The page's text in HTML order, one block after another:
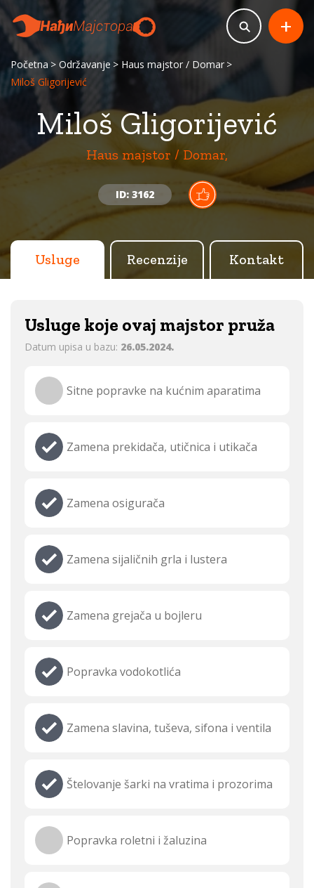
Početna Održavanje
Haus majstor / Domar
Miloš Gligorijević
Miloš Gligorijević
Haus majstor / Domar,
ID: 3162
+
Usluge Recenzije Kontakt
Usluge koje ovaj majstor pruža
Datum upisa u bazu: 26.05.2024.
Sitne popravke na kućnim aparatima
Zamena prekidača, utičnica i utikača
Zamena osigurača
Zamena sijaličnih grla i lustera
Zamena grejača u bojleru
Popravka vodokotlića
Zamena slavina, tuševa, sifona i ventila
Štelovanje šarki na vratima i prozorima
Popravka roletni i žaluzina